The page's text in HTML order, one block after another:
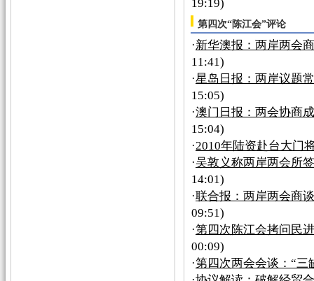
19:19)
第四次“陈江会”评论
·新华澳报：两岸两会
11:41)
·星岛日报：两岸议题
15:05)
·澳门日报：两会协商
15:04)
·2010年陆资赴台大门
·吴敦义称两岸两会所
14:01)
·联合报：两岸两会商
09:51)
·第四次陈江会拷问民
00:09)
·第四次两会会谈：“三